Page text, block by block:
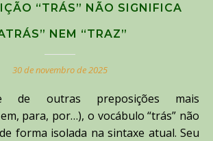
“TRÁS” NÃO SIGNIFICA
NEM “TRAZ”
30 de novembro de 2025
para, por…), o vocábulo “trás” não
forma isolada na sintaxe atual. Seu